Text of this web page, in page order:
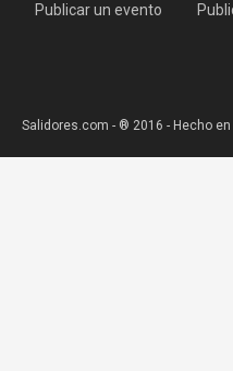
Publicar un evento
Salidores.com - ® 2016 - Hecho